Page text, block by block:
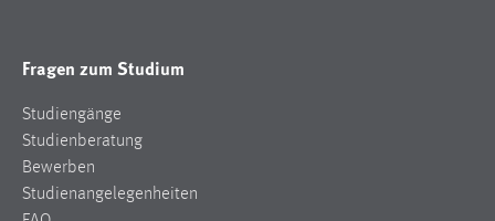
Fragen zum Studium
Studiengänge
Studienberatung
Bewerben
Studienangelegenheiten